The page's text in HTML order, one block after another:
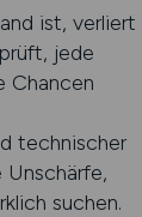
ist, verliert
jede
Chancen
technischer
suchen.